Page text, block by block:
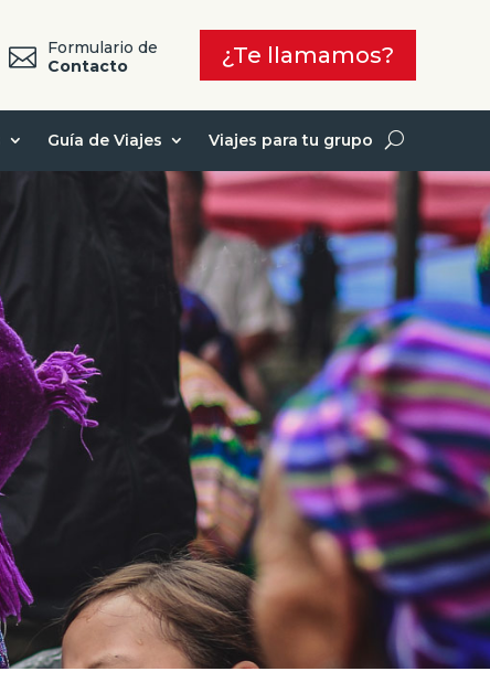

Formulario de
Contacto
¿Te llamamos?
Guía de Viajes Viajes para tu grupo